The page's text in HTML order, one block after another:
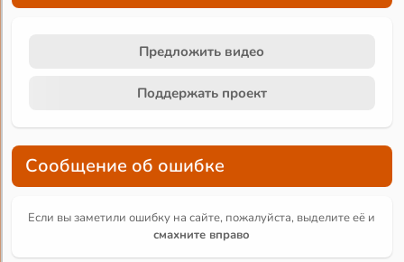
Предложить видео
Поддержать проект
Сообщение об ошибке
Если вы заметили ошибку на сайте, пожалуйста, выделите её и
смахните вправо